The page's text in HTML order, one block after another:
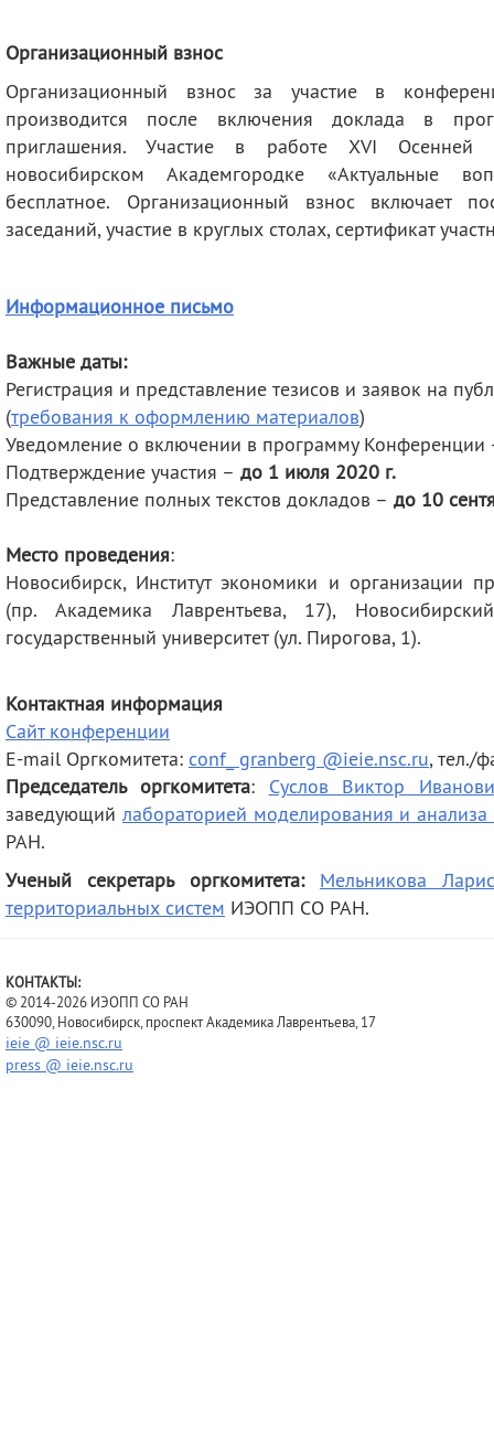
Организационный взнос
Организационный взнос за участие в
производится после включения доклада в
приглашения. Участие в работе XVI
новосибирском Академгородке «Актуальные
бесплатное. Организационный взнос включает
заседаний, участие в круглых столах, сертификат
Информационное письмо
Важные даты:
Регистрация и представление тезисов и заявок на
(требования к оформлению материалов)
Уведомление о включении в программу Конференции
Подтверждение участия – до 1 июля 2020 г.
Представление полных текстов докладов – до 10
Место проведения:
Новосибирск, Институт экономики и организации
(пр. Академика Лаврентьева, 17),
государственный университет (ул. Пирогова, 1).
Контактная информация
Сайт конференции
E-mail Оргкомитета: conf_ granberg @ieie.nsc.ru, тел./
Председатель оргкомитета: Суслов Виктор
заведующий лабораторией моделирования и
РАН.
Ученый секретарь оргкомитета:
Мельникова
территориальных систем ИЭОПП СО РАН.
КОНТАКТЫ:
© 2014-2026 ИЭОПП СО РАН
630090, Новосибирск, проспект Академика Лаврентьева, 17
ieie @ ieie.nsc.ru
press @ ieie.nsc.ru